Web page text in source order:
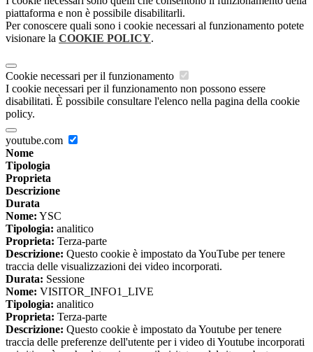
piattaforma e non è possibile disabilitarli.
Per conoscere quali sono i cookie necessari al funzionamento potete
visionare la COOKIE POLICY.
Cookie necessari per il funzionamento
I cookie necessari per il funzionamento non possono essere
disabilitati. È possibile consultare l'elenco nella pagina della cookie
policy.
youtube.com
Nome
Tipologia
Proprieta
Descrizione
Durata
Nome: YSC
Tipologia: analitico
Proprieta: Terza-parte
Descrizione: Questo cookie è impostato da YouTube per tenere
traccia delle visualizzazioni dei video incorporati.
Durata: Sessione
Nome: VISITOR_INFO1_LIVE
Tipologia: analitico
Proprieta: Terza-parte
Descrizione: Questo cookie è impostato da Youtube per tenere
traccia delle preferenze dell'utente per i video di Youtube incorporati